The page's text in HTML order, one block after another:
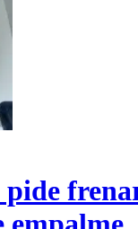
pide